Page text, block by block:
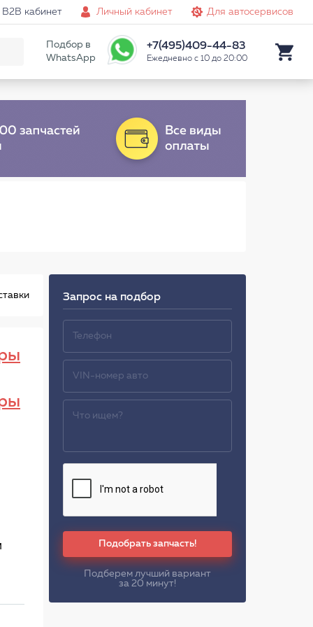
B2B кабинет Личный кабинет Для автосервисов
Подбор в
WhatsApp
+7(495)409-44-83
Ежедневно с 10 до 20:00
Запрос на подбор
Подобрать запчасть!
Подберем лучший вариант
за 20 минут!